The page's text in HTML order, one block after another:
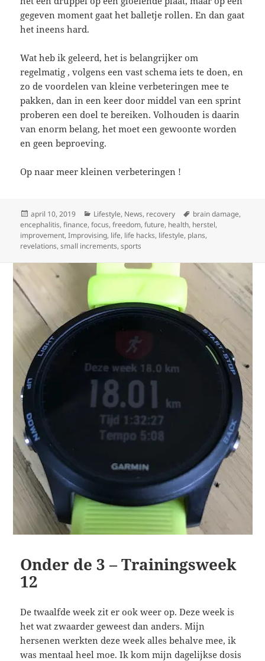
gegeven moment gaat het balletje rollen. En dan gaat
het ineens hard.
Wat heb ik geleerd, het is belangrijker om
regelmatig , volgens een vast schema iets te doen, en
zo de voordelen van kleine verbeteringen mee te
pakken, dan in een keer door middel van een sprint
proberen een doel te bereiken. Volhouden is daarin
van enorm belang, het moet een gewoonte worden
en geen beproeving.
Op naar meer kleinen verbeteringen !
Geplaatst
op
april 10, 2019 Categorieën
Lifestyle, News, recovery Tags
brain damage,
encephalitis,finance,focus,freedom,future, health, herstel,
improvement,Improvising, life, life hacks, lifestyle, plans,
revelations,small increments,sports
Onder de 3 – Trainingsweek
12
De twaalfde week zit er ook weer op. Deze week is
het wat zwaarder geweest dan anders. Mijn
hersenen werkten deze week alles behalve mee, ik
was mentaal heel moe. Ik kom mijn dagelijkse dosis